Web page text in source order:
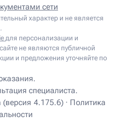
сети
характер и не является
для персонализации и
не являются публичной
и предложения уточняйте по
4.175.6) · Политика
специалиста.